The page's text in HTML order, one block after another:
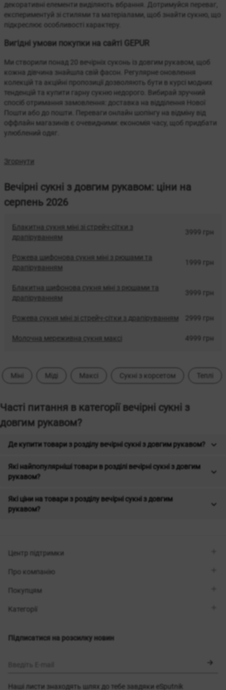
декоративні елементи виділяють вбрання. Дотримуйся переваг,
експериментуй зі стилями та матеріалами, щоб знайти сукню, що
підкреслює особливості характеру.
Вигідні умови покупки на сайті GEPUR
Ми створили понад 20 вечірніх суконь із довгим рукавом, щоб
кожна дівчина знайшла свій фасон. Регулярне оновлення
колекцій та акційні пропозиції дозволяють бути в курсі модних
тенденцій та купити гарну сукню недорого. Вибирай зручний
спосіб отримання замовлення: доставка на відділення Нової
Пошти або до пошти. Переваги онлайн шопінгу на відміну від
оффлайн магазинів є очевидними: економія часу, щоб придбати
улюблений одяг.
Згорнути
Вечірні сукні з довгим рукавом: ціни на
серпень 2026
Блакитна сукня міні зі стрейч-сітки з
драпіруванням
3999 грн
Рожева шифонова сукня міні з рюшами та
драпіруванням
1999 грн
Блакитна шифонова сукня міні з рюшами та
драпіруванням
3999 грн
Рожева сукня міні зі стрейч-сітки з драпіруванням 2999 грн
Молочна мереживна сукня максі 4999 грн
Міні Міді Максі Сукні з корсетом Теплі
Часті питання в категорії вечірні сукні з
довгим рукавом?
Де купити товари з розділу вечірні сукні з довгим рукавом?
Які найпопулярніші товари в розділі вечірні сукні з довгим
рукавом?
Які ціни на товари з розділу вечірні сукні з довгим
рукавом?
Центр підтримки
Viber
Передзвоніть мені
Контакти
Про компанію
Про бренд
Магазини
Покупцям
Доставка
Сертифікати
Категорії
Сукні
Верхній одяг
Підписатися на розсилку новин
Наші листи знаходять шлях до тебе завдяки eSputnik